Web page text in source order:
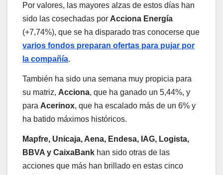
Por valores, las mayores alzas de estos días han
sido las cosechadas por Acciona Energía
(+7,74%), que se ha disparado tras conocerse que
varios fondos preparan ofertas para pujar por
la compañía.
También ha sido una semana muy propicia para
su matriz, Acciona, que ha ganado un 5,44%, y
para Acerinox, que ha escalado más de un 6% y
ha batido máximos históricos.
Mapfre, Unicaja, Aena, Endesa, IAG, Logista,
BBVA y CaixaBank han sido otras de las
acciones que más han brillado en estas cinco